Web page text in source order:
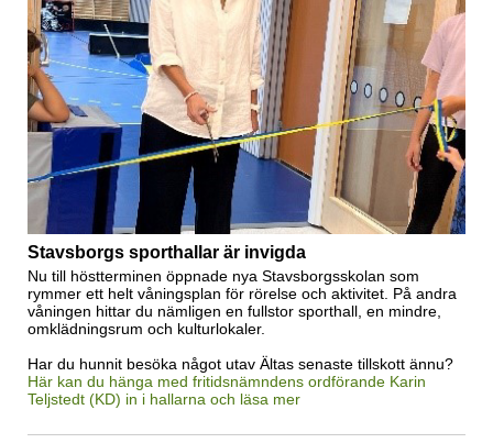
Stavsborgs sporthallar är invigda
Nu till höstterminen öppnade nya Stavsborgsskolan som
rymmer ett helt våningsplan för rörelse och aktivitet. På andra
våningen hittar du nämligen en fullstor sporthall, en mindre,
omklädningsrum och kulturlokaler.
Har du hunnit besöka något utav Ältas senaste tillskott ännu?
Här kan du hänga med fritidsnämndens ordförande Karin
Teljstedt (KD) in i hallarna och läsa mer